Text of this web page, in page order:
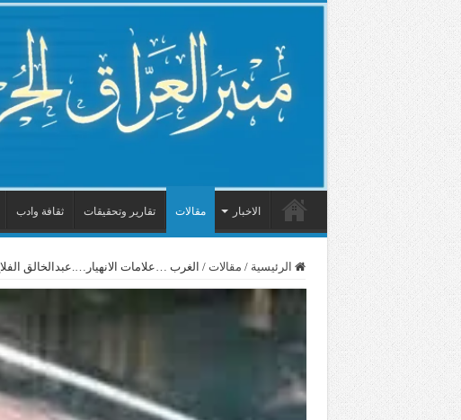
الاخبار مقالات تقارير وتحقيقات ثقافة وادب
الرئيسية / مقالات / الغرب …علامات الانهيار….عبدالخالق